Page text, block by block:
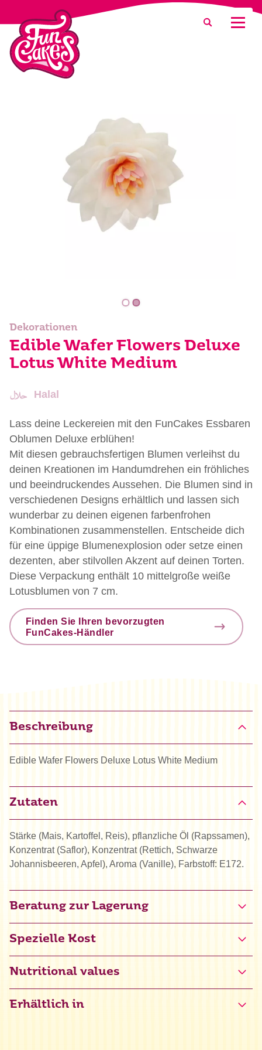
Was suchen Sie?
Suche
Dekorationen
Edible Wafer Flowers Deluxe
Lotus White Medium
Halal
Lass deine Leckereien mit den FunCakes Essbaren
Oblumen Deluxe erblühen!
Mit diesen gebrauchsfertigen Blumen verleihst du
deinen Kreationen im Handumdrehen ein fröhliches
und beeindruckendes Aussehen. Die Blumen sind in
verschiedenen Designs erhältlich und lassen sich
wunderbar zu deinen eigenen farbenfrohen
Kombinationen zusammenstellen. Entscheide dich
für eine üppige Blumenexplosion oder setze einen
dezenten, aber stilvollen Akzent auf deinen Torten.
Diese Verpackung enthält 10 mittelgroße weiße
Lotusblumen von 7 cm.
Finden Sie Ihren bevorzugten
FunCakes-Händler
Beschreibung
Edible Wafer Flowers Deluxe Lotus White Medium
Zutaten
Stärke (Mais, Kartoffel, Reis), pflanzliche Öl (Rapssamen),
Konzentrat (Saflor), Konzentrat (Rettich, Schwarze
Johannisbeeren, Apfel), Aroma (Vanille), Farbstoff: E172.
Beratung zur Lagerung
Spezielle Kost
Halal
Nutritional values
Erhältlich in